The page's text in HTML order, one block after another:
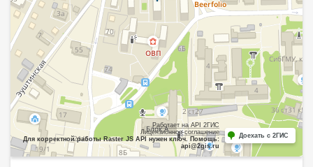
Работает на API 2ГИС
Лицензионное соглашение
Для корректной работы Raster JS API нужен ключ. Помощь:
api@2gis.ru
Доехать с 2ГИС